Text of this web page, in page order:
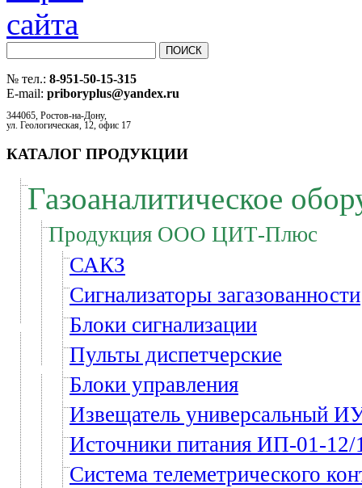
№ тел.: 8-951-50-15-315
E-mail: priboryplus@yandex.ru
344065, Ростов-на-Дону,
ул. Геологическая, 12, офис 17
КАТАЛОГ ПРОДУКЦИИ
Газоаналитическое
Продукция ООО ЦИТ-Плюс
САКЗ
Сигнализаторы загазованности
Блоки сигнализации
Пульты диспетчерские
Блоки управления
Извещатель универсальный
Источники питания ИП-01-
Система телеметрического